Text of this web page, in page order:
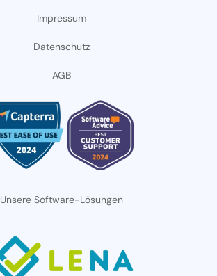
Impressum
Datenschutz
AGB
Unsere Software-Lösungen